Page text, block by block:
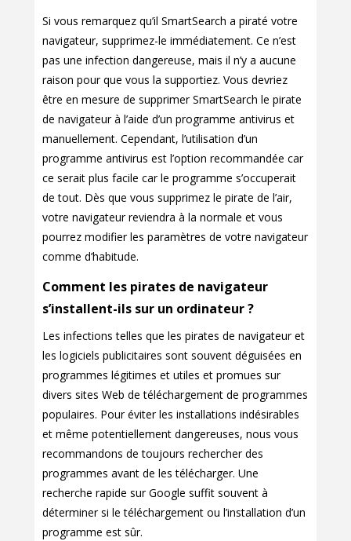
Si vous remarquez qu’il SmartSearch a piraté votre
navigateur, supprimez-le immédiatement. Ce n’est
pas une infection dangereuse, mais il n’y a aucune
raison pour que vous la supportiez. Vous devriez
être en mesure de supprimer SmartSearch le pirate
de navigateur à l’aide d’un programme antivirus et
manuellement. Cependant, l’utilisation d’un
programme antivirus est l’option recommandée car
ce serait plus facile car le programme s’occuperait
de tout. Dès que vous supprimez le pirate de l’air,
votre navigateur reviendra à la normale et vous
pourrez modifier les paramètres de votre navigateur
comme d’habitude.
Comment les pirates de navigateur
s’installent-ils sur un ordinateur ?
Les infections telles que les pirates de navigateur et
les logiciels publicitaires sont souvent déguisées en
programmes légitimes et utiles et promues sur
divers sites Web de téléchargement de programmes
populaires. Pour éviter les installations indésirables
et même potentiellement dangereuses, nous vous
recommandons de toujours rechercher des
programmes avant de les télécharger. Une
recherche rapide sur Google suffit souvent à
déterminer si le téléchargement ou l’installation d’un
programme est sûr.